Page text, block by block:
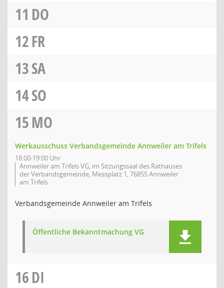
11 DO
12FR
13SA
14SO
15MO
Werkausschuss Verbandsgemeinde Annweiler am Trifels
18:00-19:00 Uhr
Annweiler am Trifels VG, im Sitzungssaal des Rathauses
der Verbandsgemeinde, Messplatz 1, 76855 Annweiler
am Trifels
Verbandsgemeinde Annweiler am Trifels
Öffentliche Bekanntmachung VG
16DI